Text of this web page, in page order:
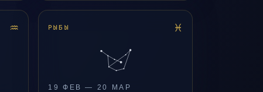
♒ РЫБЫ ♓
19 ФЕВ — 20 МАР